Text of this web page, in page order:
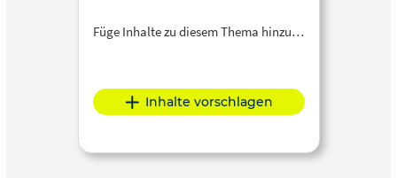
Füge Inhalte zu diesem Thema hinzu…
Inhalte vorschlagen